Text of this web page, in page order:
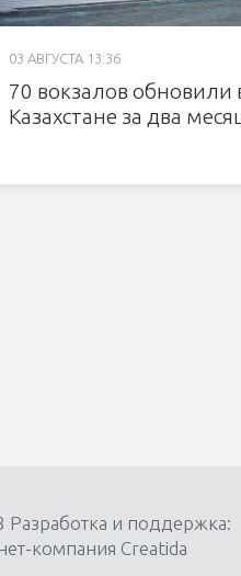
03 АВГУСТА 13:36
70 вокзалов обновили
Казахстане за два
Разработка и поддержка:
компания Creatida